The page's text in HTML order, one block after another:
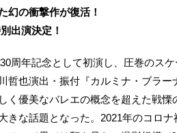
幻の衝撃作が復活！
出演決定！
周年記念として初演し、圧巻のス
哲也演出・振付『カルミナ・ブラ
く優美なバレエの概念を超えた戦慄
きな話題となった。2021年のコロ